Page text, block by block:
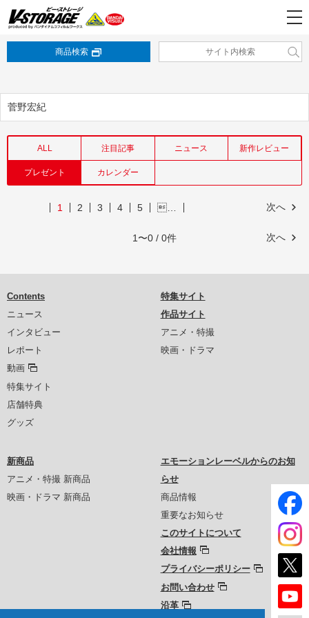
商品検索
菅野宏紀
ALL 注目記事 ニュース 新作レビュー
プレゼント カレンダー
次へ
1 2 3 4 5 …
次へ
1〜0 / 0件
Contents
ニュース
インタビュー
レポート
動画
特集サイト
店舗特典
グッズ
特集サイト
作品サイト
アニメ・特撮
映画・ドラマ
新商品
アニメ・特撮 新商品
映画・ドラマ 新商品
エモーションレーベルからのお知
らせ
商品情報
重要なお知らせ
このサイトについて
会社情報
プライバシーポリシー
お問い合わせ
沿革